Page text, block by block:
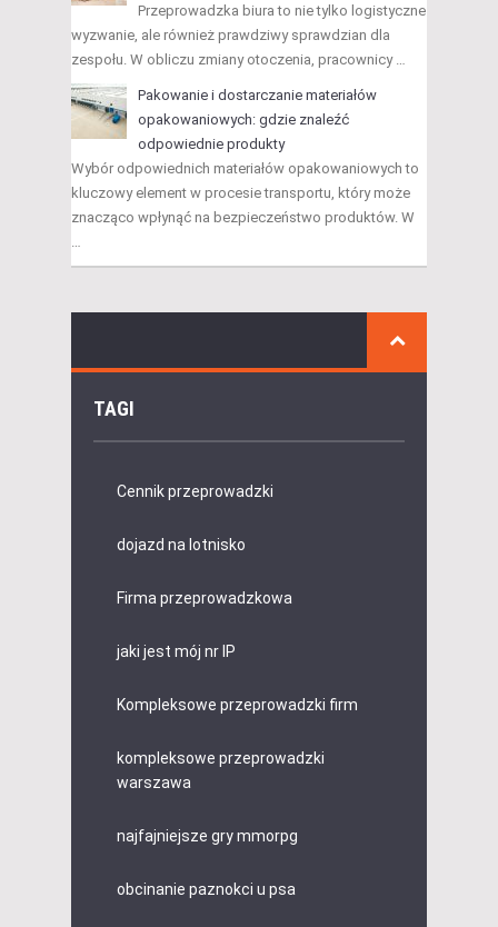
Przeprowadzka biura to nie tylko logistyczne
wyzwanie, ale również prawdziwy sprawdzian dla
zespołu. W obliczu zmiany otoczenia, pracownicy …
Pakowanie i dostarczanie materiałów
opakowaniowych: gdzie znaleźć
odpowiednie produkty
Wybór odpowiednich materiałów opakowaniowych to
kluczowy element w procesie transportu, który może
znacząco wpłynąć na bezpieczeństwo produktów. W
TAGI
Cennik przeprowadzki
dojazd na lotnisko
Firma przeprowadzkowa
jaki jest mój nr IP
Kompleksowe przeprowadzki firm
kompleksowe przeprowadzki
warszawa
najfajniejsze gry mmorpg
obcinanie paznokci u psa